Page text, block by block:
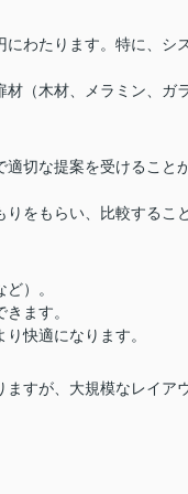
にわたります。特に、シ
材（木材、メラミン、ガ
適切な提案を受けること
をもらい、比較すること
）。
ます。
快適になります。
すが、大規模なレイア